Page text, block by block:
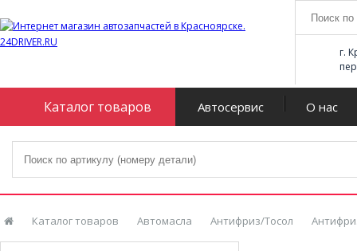
г.
Каталог товаров Автосервис О нас
Каталог товаров Автомасла Антифриз/Тосол